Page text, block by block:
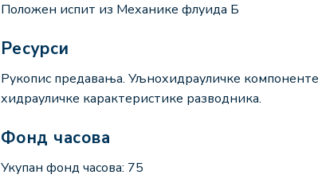
Положен испит из Механике флуида Б
Ресурси
Рукопис предавања. Уљнохидрауличке
хидрауличке карактеристике разводника.
Фонд часова
Укупан фонд часова: 75